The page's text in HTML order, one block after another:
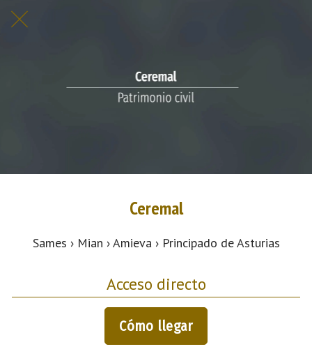
Ceremal
Sames › Mian › Amieva › Principado de Asturias
Acceso directo
Cómo llegar